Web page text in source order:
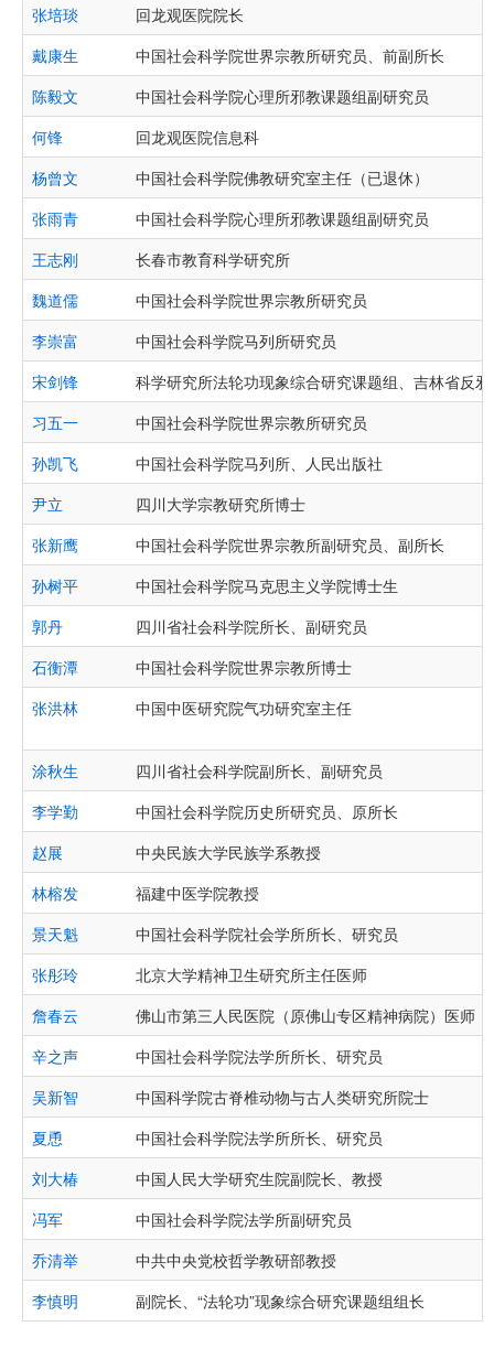
张培琰
回龙观医院院长
戴康生
中国社会科学院世界宗教所研究员、前副所长
陈毅文
中国社会科学院心理所邪教课题组副研究员
何锋
回龙观医院信息科
杨曾文
中国社会科学院佛教研究室主任（已退休）
张雨青
中国社会科学院心理所邪教课题组副研究员
王志刚
长春市教育科学研究所
魏道儒
中国社会科学院世界宗教所研究员
李崇富
中国社会科学院马列所研究员
宋剑锋
科学研究所法轮功现象综合研究课题组、吉林省反
习五一
中国社会科学院世界宗教所研究员
孙凯飞
中国社会科学院马列所、人民出版社
尹立
四川大学宗教研究所博士
张新鹰
中国社会科学院世界宗教所副研究员、副所长
孙树平
中国社会科学院马克思主义学院博士生
郭丹
四川省社会科学院所长、副研究员
石衡潭
中国社会科学院世界宗教所博士
张洪林
中国中医研究院气功研究室主任
涂秋生
四川省社会科学院副所长、副研究员
李学勤
中国社会科学院历史所研究员、原所长
赵展
中央民族大学民族学系教授
林榕发
福建中医学院教授
景天魁
中国社会科学院社会学所所长、研究员
张彤玲
北京大学精神卫生研究所主任医师
詹春云
佛山市第三人民医院（原佛山专区精神病院）医师
辛之声
中国社会科学院法学所所长、研究员
吴新智
中国科学院古脊椎动物与古人类研究所院士
夏恿
中国社会科学院法学所所长、研究员
刘大椿
中国人民大学研究生院副院长、教授
冯军
中国社会科学院法学所副研究员
乔清举
中共中央党校哲学教研部教授
李慎明
副院长、“法轮功”现象综合研究课题组组长